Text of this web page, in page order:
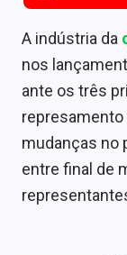
Renda Fixa
Mercados
Economia
Empresas
Brasil
A indústria da
nos
ante os três
represamento
mudanças no
entre final de